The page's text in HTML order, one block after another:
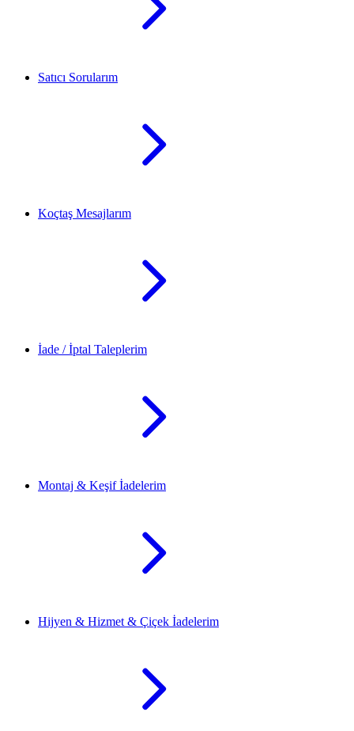
Satıcı Sorularım
Koçtaş Mesajlarım
İade / İptal Taleplerim
Montaj & Keşif İadelerim
Hijyen & Hizmet & Çiçek İadelerim